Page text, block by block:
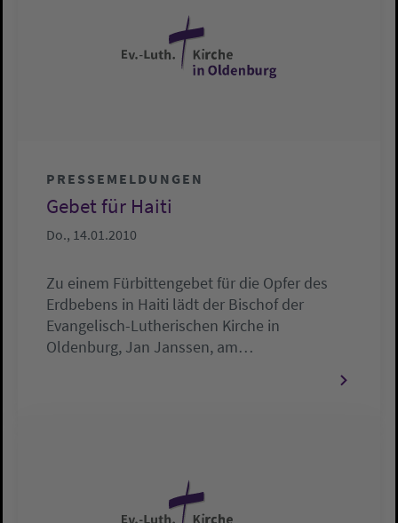
PRESSEMELDUNGEN
Gebet für Haiti
Do., 14.01.2010
Zu einem Fürbittengebet für die Opfer des
Erdbebens in Haiti lädt der Bischof der
Evangelisch-Lutherischen Kirche in
Oldenburg, Jan Janssen, am…